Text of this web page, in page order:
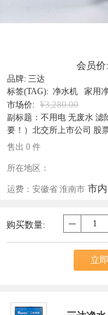
会员价:
品牌: 三达
标签(TAG): 净水机 家用
市场价: ¥3,280.00
副标题：不用电 无废水 滤
要！）北交所上市公司 股
售出 0 件
所在地区：
运费： 安徽省 淮南市 市
购买数量:+
立